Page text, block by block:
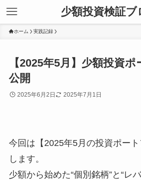
少額投資検証ブ
ホーム 実践記録
【2025年5月】少額投資
公開
2025年6月2日 2025年7月1日
今回は【2025年5月の投資ポー
します。
少額から始めた“個別銘柄”と“レ